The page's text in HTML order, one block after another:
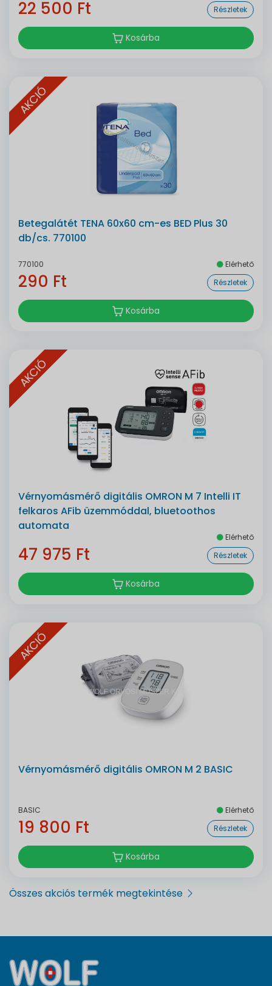
22 500 Ft Részletek
Kosárba
AKCIÓ
Betegalátét TENA 60x60 cm-es BED Plus 30
db/cs. 770100
770100 Elérhető
290 Ft Részletek
Kosárba
AKCIÓ
Vérnyomásmérő digitális OMRON M 7 Intelli IT
felkaros AFib üzemmóddal, bluetoothos
automata
Elérhető
47 975 Ft Részletek
Kosárba
AKCIÓ
Vérnyomásmérő digitális OMRON M 2 BASIC
BASIC Elérhető
19 800 Ft Részletek
Kosárba
Összes akciós termék megtekintése